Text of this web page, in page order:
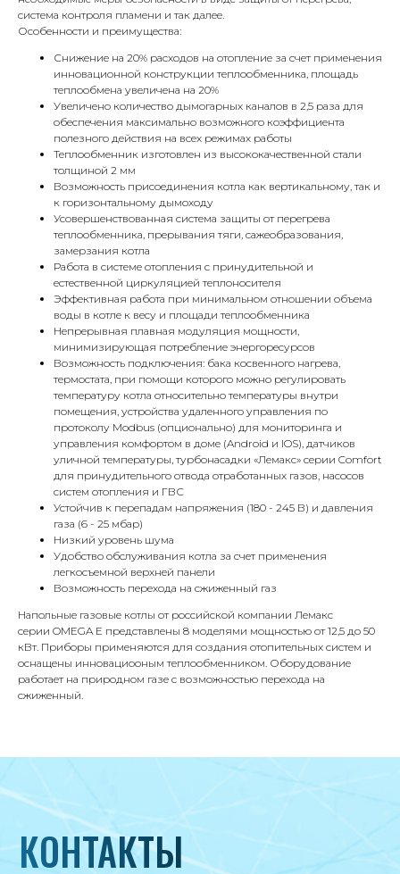
система контроля пламени и так далее.
Особенности и преимущества:
Снижение на 20% расходов на отопление за счет применения
инновационной конструкции теплообменника, площадь
теплообмена увеличена на 20%
Увеличено количество дымогарных каналов в 2,5 раза для
обеспечения максимально возможного коэффициента
полезного действия на всех режимах работы
Теплообменник изготовлен из высококачественной стали
толщиной 2 мм
Возможность присоединения котла как вертикальному, так и
к горизонтальному дымоходу
Усовершенствованная система защиты от перегрева
теплообменника, прерывания тяги, сажеобразования,
замерзания котла
Работа в системе отопления с принудительной и
естественной циркуляцией теплоносителя
Эффективная работа при минимальном отношении объема
воды в котле к весу и площади теплообменника
Непрерывная плавная модуляция мощности,
минимизирующая потребление энергоресурсов
Возможность подключения: бака косвенного нагрева,
термостата, при помощи которого можно регулировать
температуру котла относительно температуры внутри
помещения, устройства удаленного управления по
протоколу Modbus (опционально) для мониторинга и
управления комфортом в доме (Android и IOS), датчиков
уличной температуры, турбонасадки «Лемакс» серии Comfort
для принудительного отвода отработанных газов, насосов
систем отопления и ГВС
Устойчив к перепадам напряжения (180 - 245 В) и давления
газа (6 - 25 мбар)
Низкий уровень шума
Удобство обслуживания котла за счет применения
легкосъемной верхней панели
Возможность перехода на сжиженный газ
Напольные газовые котлы от российской компании Лемакс
серии OMEGA E представлены 8 моделями мощностью от 12,5 до 50
кВт. Приборы применяются для создания отопительных систем и
оснащены инновациооным теплообменником. Оборудование
работает на природном газе с возможностью перехода на
сжиженный.
Адрес
Г.Москва Волоколамское шоссе,
71/22к2
Пн-вс с 9:00 до 18:00
Телефон
8 495 233-79-79
Почта
iceicemarket@yandex.ru
8 985 233-79-79
КОНТАКТЫ